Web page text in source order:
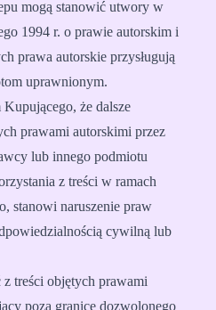
mogą stanowić utwory w
1994 r. o prawie autorskim i
prawa autorskie przysługują
uprawnionym.
że dalsze
prawami autorskimi przez
lub innego podmiotu
z treści w ramach
stanowi naruszenie praw
cywilną lub
treści objętych prawami
poza granice dozwolonego